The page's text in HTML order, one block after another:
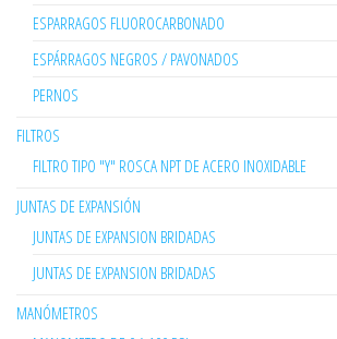
ESPARRAGOS FLUOROCARBONADO
ESPÁRRAGOS NEGROS / PAVONADOS
PERNOS
FILTROS
FILTRO TIPO "Y" ROSCA NPT DE ACERO INOXIDABLE
JUNTAS DE EXPANSIÓN
JUNTAS DE EXPANSION BRIDADAS
JUNTAS DE EXPANSION BRIDADAS
MANÓMETROS